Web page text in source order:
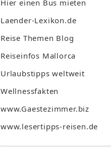
Hier einen Bus mieten
Laender-Lexikon.de
Reise Themen Blog
Reiseinfos Mallorca
Urlaubstipps weltweit
Wellnessfakten
www.Gaestezimmer.biz
www.lesertipps-reisen.de